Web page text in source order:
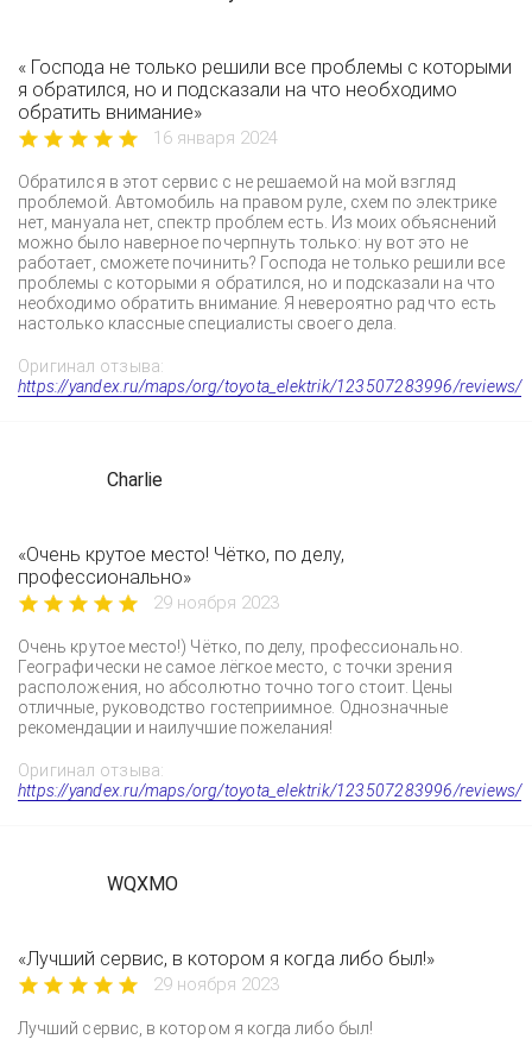
« Господа не только решили все проблемы с которыми
я обратился, но и подсказали на что необходимо
обратить внимание»
16 января 2024
Обратился в этот сервис с не решаемой на мой взгляд
проблемой. Автомобиль на правом руле, схем по электрике
нет, мануала нет, спектр проблем есть. Из моих объяснений
можно было наверное почерпнуть только: ну вот это не
работает, сможете починить? Господа не только решили все
проблемы с которыми я обратился, но и подсказали на что
необходимо обратить внимание. Я невероятно рад что есть
настолько классные специалисты своего дела.
Оригинал отзыва:
https://yandex.ru/maps/org/toyota_elektrik/123507283996/reviews/
Charlie
«Очень крутое место! Чётко, по делу,
профессионально»
29 ноября 2023
Очень крутое место!) Чётко, по делу, профессионально.
Географически не самое лёгкое место, с точки зрения
расположения, но абсолютно точно того стоит. Цены
отличные, руководство гостеприимное. Однозначные
рекомендации и наилучшие пожелания!
Оригинал отзыва:
https://yandex.ru/maps/org/toyota_elektrik/123507283996/reviews/
WQXMO
«Лучший сервис, в котором я когда либо был!»
29 ноября 2023
Лучший сервис, в котором я когда либо был!